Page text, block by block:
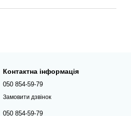
Контактна інформація
050 854-59-79
Замовити дзвінок
050 854-59-79